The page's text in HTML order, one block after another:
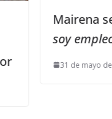
al programaYo